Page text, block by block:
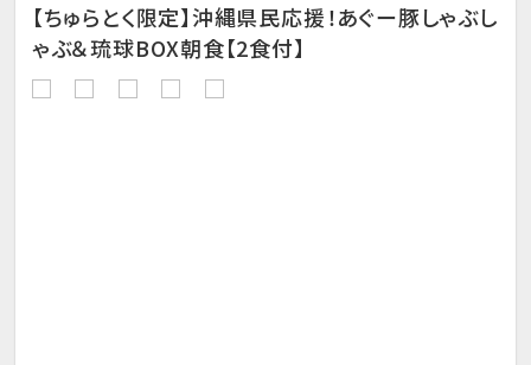
【ちゅらとく限定】沖縄県民応援！あぐー豚しゃぶし
ゃぶ＆琉球BOX朝食【2食付】